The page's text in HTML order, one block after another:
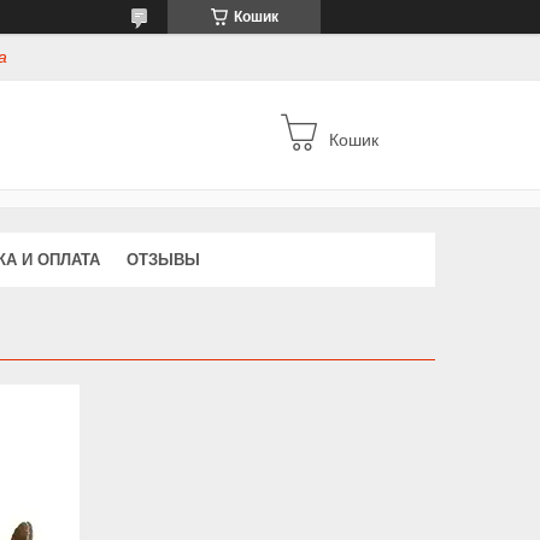
Кошик
Кошик
И ОПЛАТА ОТЗЫВЫ